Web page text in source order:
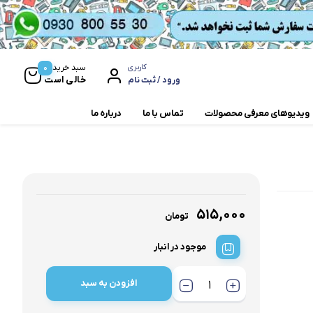
کاربری
ورود / ثبت نام
سبد خرید
خالی است
0
ویدیوهای معرفی محصولات تماس با ما درباره ما
۵۱۵,۰۰۰ تومان
موجود در انبار
افزودن به سبد